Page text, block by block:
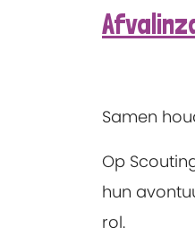
Samen
Op
hun
rol.